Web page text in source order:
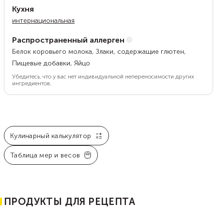
Кухня
интернациональная
Распространенный аллерген
Белок коровьего молока, Злаки, содержащие глютен,
Пищевые добавки, Яйцо
Убедитесь, что у вас нет индивидуальной непереносимости других
ингредиентов.
Кулинарный калькулятор
Таблица мер и весов
ПРОДУКТЫ ДЛЯ РЕЦЕПТА